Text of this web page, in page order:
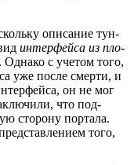
опи­са­ние тун­
интер­фей­са из пло­
Одна­ко с уче­том того,
уже после смер­ти, и
он не мог
что под­
сто­ро­ну пор­та­ла.
того,